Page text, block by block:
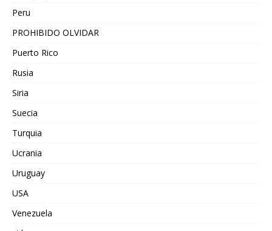
Peru
PROHIBIDO OLVIDAR
Puerto Rico
Rusia
Siria
Suecia
Turquia
Ucrania
Uruguay
USA
Venezuela